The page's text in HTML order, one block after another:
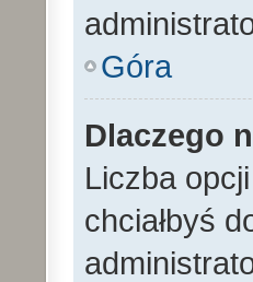
Góra
Dlaczego
Liczba
chciałbyś